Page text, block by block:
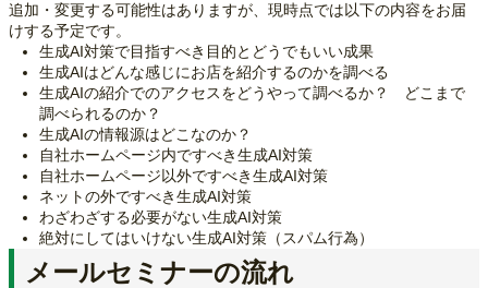
追加・変更する可能性はありますが、現時点では以下の内容をお届
けする予定です。
生成AI対策で目指すべき目的とどうでもいい成果
生成AIはどんな感じにお店を紹介するのかを調べる
生成AIの紹介でのアクセスをどうやって調べるか？ どこまで
調べられるのか？
生成AIの情報源はどこなのか？
自社ホームページ内ですべき生成AI対策
自社ホームページ以外ですべき生成AI対策
ネットの外ですべき生成AI対策
わざわざする必要がない生成AI対策
絶対にしてはいけない生成AI対策（スパム行為）
メールセミナーの流れ